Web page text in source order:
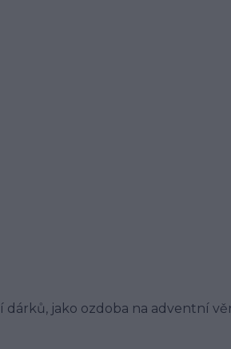
jako ozdoba na adventní